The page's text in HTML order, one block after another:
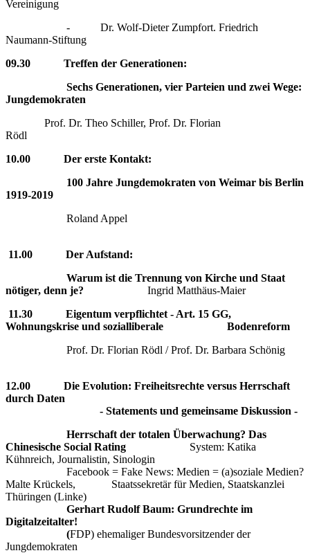
Vereinigung
- Dr. Wolf-Dieter Zumpfort. Friedrich
Naumann-Stiftung
09.30 Treffen der Generationen:
Sechs Generationen, vier Parteien und zwei Wege:
Jungdemokraten
Prof. Dr. Theo Schiller, Prof. Dr. Florian
Rödl
10.00 Der erste Kontakt:
100 Jahre Jungdemokraten von Weimar bis Berlin
1919-2019
Roland Appel
11.00 Der Aufstand:
Warum ist die Trennung von Kirche und Staat
nötiger, denn je? Ingrid Matthäus-Maier
11.30 Eigentum verpflichtet - Art. 15 GG,
Wohnungskrise und sozialliberale Bodenreform
Prof. Dr. Florian Rödl / Prof. Dr. Barbara Schönig
12.00 Die Evolution: Freiheitsrechte versus Herrschaft
durch Daten
- Statements und gemeinsame Diskussion -
Herrschaft der totalen Überwachung? Das
Chinesische Social Rating System: Katika
Kühnreich, Journalistin, Sinologin
Facebook = Fake News: Medien = (a)soziale Medien?
Malte Krückels, Staatssekretär für Medien, Staatskanzlei
Thüringen (Linke)
Gerhart Rudolf Baum: Grundrechte im
Digitalzeitalter!
(FDP) ehemaliger Bundesvorsitzender der
Jungdemokraten